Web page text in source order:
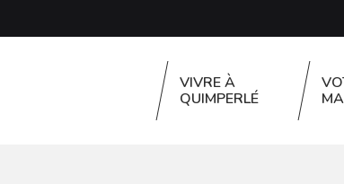
VIVRE À
QUIMPERLÉ